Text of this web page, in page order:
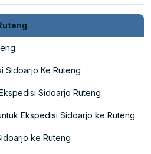
Sidoarjo Ke Ruteng
Sidoarjo Ruteng
Ekspedisi Sidoarjo ke Ruteng
ke Ruteng